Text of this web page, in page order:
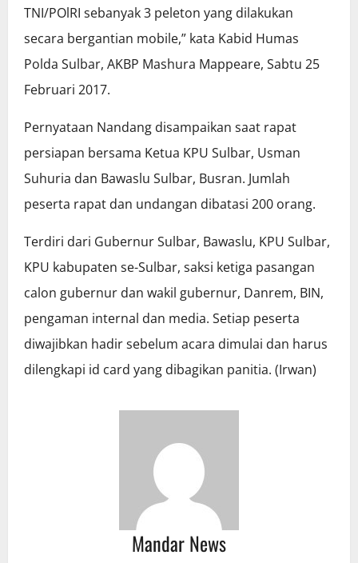
TNI/POlRI sebanyak 3 peleton yang dilakukan
secara bergantian mobile,” kata Kabid Humas
Polda Sulbar, AKBP Mashura Mappeare, Sabtu 25
Februari 2017.
Pernyataan Nandang disampaikan saat rapat
persiapan bersama Ketua KPU Sulbar, Usman
Suhuria dan Bawaslu Sulbar, Busran. Jumlah
peserta rapat dan undangan dibatasi 200 orang.
Terdiri dari Gubernur Sulbar, Bawaslu, KPU Sulbar,
KPU kabupaten se-Sulbar, saksi ketiga pasangan
calon gubernur dan wakil gubernur, Danrem, BIN,
pengaman internal dan media. Setiap peserta
diwajibkan hadir sebelum acara dimulai dan harus
dilengkapi id card yang dibagikan panitia. (Irwan)
Mandar News